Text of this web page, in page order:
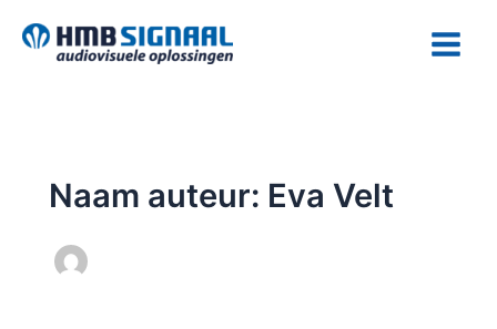
naar
Naam auteur: Eva Velt